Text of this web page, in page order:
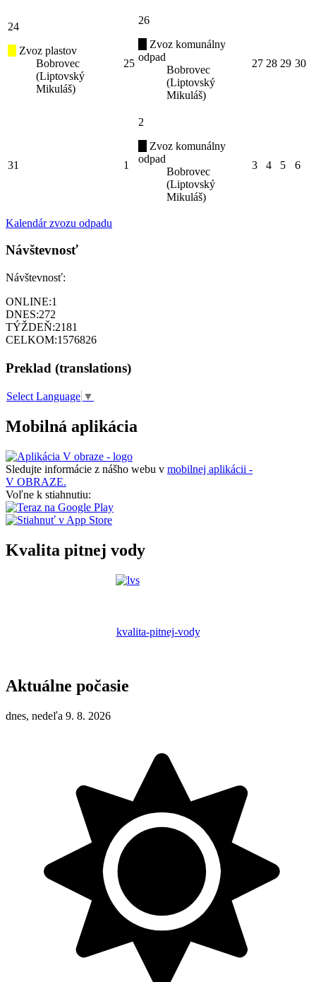
24
Zvoz plastov
Bobrovec
(Liptovský
Mikuláš)
25
26
Zvoz komunálny
odpad
Bobrovec
(Liptovský
Mikuláš)
27 28 29 30
31 1
2
Zvoz komunálny
odpad
Bobrovec
(Liptovský
Mikuláš)
3 4 5 6
Kalendár zvozu odpadu
Návštevnosť
Návštevnosť:
ONLINE:1
DNES:272
TÝŽDEŇ:2181
CELKOM:1576826
Preklad (translations)
Select Language ▼
Mobilná aplikácia
Sledujte informácie z nášho webu v mobilnej aplikácii -
V OBRAZE.
Voľne k stiahnutiu:
Kvalita pitnej vody
kvalita-pitnej-vody
Aktuálne počasie
dnes, nedeľa 9. 8. 2026